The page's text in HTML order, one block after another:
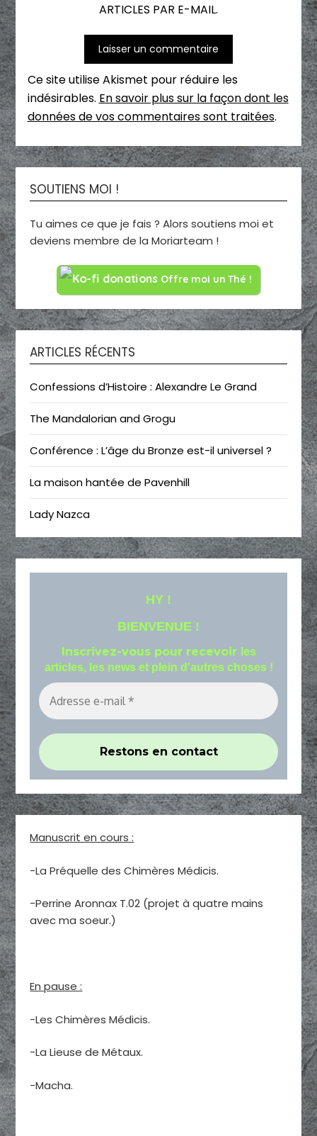
ARTICLES PAR E-MAIL.
Ce site utilise Akismet pour réduire les
indésirables. En savoir plus sur la façon dont les
données de vos commentaires sont traitées.
SOUTIENS MOI !
Tu aimes ce que je fais ? Alors soutiens moi et
deviens membre de la Moriarteam !
Offre moi un Thé !
ARTICLES RÉCENTS
Confessions d’Histoire : Alexandre Le Grand
The Mandalorian and Grogu
Conférence : L’âge du Bronze est-il universel ?
La maison hantée de Pavenhill
Lady Nazca
HY !
BIENVENUE !
Inscrivez-vous pour recevoir les
articles, les news et plein d'autres choses !
Manuscrit en cours :
-La Préquelle des Chimères Médicis.
-Perrine Aronnax T.02 (projet à quatre mains
avec ma soeur.)
En pause :
-Les Chimères Médicis.
-La Lieuse de Métaux.
-Macha.